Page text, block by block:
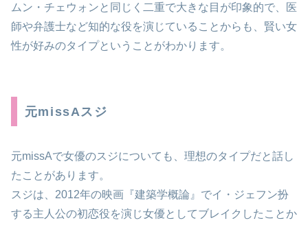
ムン・チェウォンと同じく二重で大きな目が印象的で、医
師や弁護士など知的な役を演じていることからも、賢い女
性が好みのタイプということがわかります。
元missAスジ
元missAで女優のスジについても、理想のタイプだと話し
たことがあります。
スジは、2012年の映画『建築学概論』でイ・ジェフン扮
する主人公の初恋役を演じ女優としてブレイクしたことか